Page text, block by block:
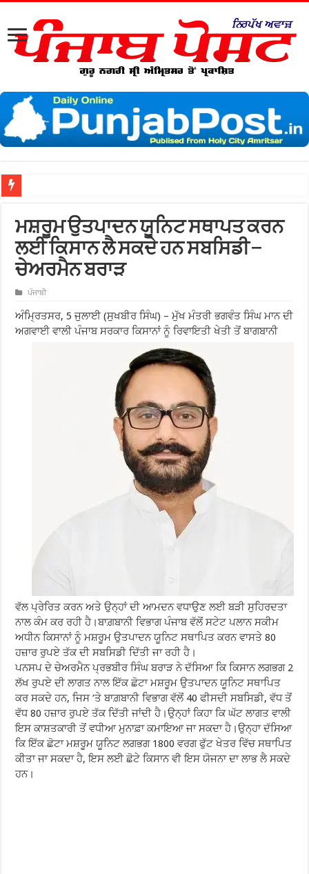
ਮਸ਼ਰੂਮ ਉਤਪਾਦਨ ਯੂਨਿਟ ਸਥਾਪਤ ਕਰਨ
ਲਈ ਕਿਸਾਨ ਲੈ ਸਕਦੇ ਹਨ ਸਬਸਿਡੀ –
ਚੇਅਰਮੈਨ ਬਰਾੜ
ਪੰਜਾਬੀ
ਅੰਮ੍ਰਿਤਸਰ, 5 ਜੁਲਾਈ (ਸੁਖਬੀਰ ਸਿੰਘ) – ਮੁੱਖ ਮੰਤਰੀ ਭਗਵੰਤ ਸਿੰਘ ਮਾਨ ਦੀ
ਅਗਵਾਈ ਵਾਲੀ ਪੰਜਾਬ ਸਰਕਾਰ ਕਿਸਾਨਾਂ ਨੂੰ ਰਿਵਾਇਤੀ ਖੇਤੀ ਤੋਂ ਬਾਗਬਾਨੀ
ਵੱਲ ਪ੍ਰੇਰਿਤ ਕਰਨ ਅਤੇ ਉਨ੍ਹਾਂ ਦੀ ਆਮਦਨ ਵਧਾਉਣ ਲਈ ਬੜੀ ਸੁਹਿਰਦਤਾ
ਨਾਲ ਕੰਮ ਕਰ ਰਹੀ ਹੈ।ਬਾਗ਼ਬਾਨੀ ਵਿਭਾਗ ਪੰਜਾਬ ਵੱਲੋਂ ਸਟੇਟ ਪਲਾਨ ਸਕੀਮ
ਅਧੀਨ ਕਿਸਾਨਾਂ ਨੂੰ ਮਸ਼ਰੂਮ ਉਤਪਾਦਨ ਯੂਨਿਟ ਸਥਾਪਿਤ ਕਰਨ ਵਾਸਤੇ 80
ਹਜ਼ਾਰ ਰੁਪਏ ਤੱਕ ਦੀ ਸਬਸਿਡੀ ਦਿੱਤੀ ਜਾ ਰਹੀ ਹੈ।
ਪਨਸਪ ਦੇ ਚੇਅਰਮੈਨ ਪ੍ਰਭਬੀਰ ਸਿੰਘ ਬਰਾੜ ਨੇ ਦੱਸਿਆ ਕਿ ਕਿਸਾਨ ਲਗਭਗ 2
ਲੱਖ ਰੁਪਏ ਦੀ ਲਾਗਤ ਨਾਲ ਇੱਕ ਛੋਟਾ ਮਸ਼ਰੂਮ ਉਤਪਾਦਨ ਯੂਨਿਟ ਸਥਾਪਿਤ
ਕਰ ਸਕਦੇ ਹਨ, ਜਿਸ ’ਤੇ ਬਾਗ਼ਬਾਨੀ ਵਿਭਾਗ ਵੱਲੋਂ 40 ਫੀਸਦੀ ਸਬਸਿਡੀ, ਵੱਧ ਤੋਂ
ਵੱਧ 80 ਹਜ਼ਾਰ ਰੁਪਏ ਤੱਕ ਦਿੱਤੀ ਜਾਂਦੀ ਹੈ।ਉਨ੍ਹਾਂ ਕਿਹਾ ਕਿ ਘੱਟ ਲਾਗਤ ਵਾਲੀ
ਇਸ ਕਾਸ਼ਤਕਾਰੀ ਤੋਂ ਵਧੀਆ ਮੁਨਾਫ਼ਾ ਕਮਾਇਆ ਜਾ ਸਕਦਾ ਹੈ।ਉਨ੍ਹਾ ਦੱਸਿਆ
ਕਿ ਇੱਕ ਛੋਟਾ ਮਸ਼ਰੂਮ ਯੂਨਿਟ ਲਗਭਗ 1800 ਵਰਗ ਫੁੱਟ ਖੇਤਰ ਵਿੱਚ ਸਥਾਪਿਤ
ਕੀਤਾ ਜਾ ਸਕਦਾ ਹੈ, ਇਸ ਲਈ ਛੋਟੇ ਕਿਸਾਨ ਵੀ ਇਸ ਯੋਜਨਾ ਦਾ ਲਾਭ ਲੈ ਸਕਦੇ
ਹਨ।